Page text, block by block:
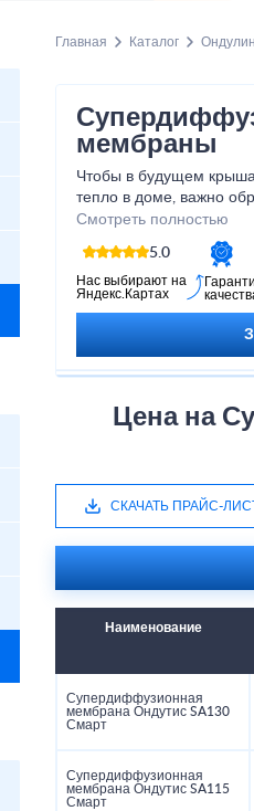
Главная Каталог
мембраны
Чтобы в будущем
тепло в доме, важно
кровельный пирог. Как
несколько
обеспечить
звукоизоляцию. В
следить, чтобы
Смотреть полностью
5.0
Нас выбирают на
Яндекс.Картах
Цена на
СКАЧАТЬ ПРАЙС-
Наименование
Супердиффузионная
мембрана Ондутис SA130
Смарт
Супердиффузионная
мембрана Ондутис SA115
Смарт